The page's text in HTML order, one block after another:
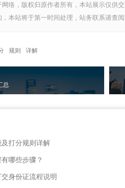
网络，版权归原作者所有，本站展示仅供
本站将于第一时间处理，站务联系请查阅
规则 详解
总
及打分规则详解
哪些步骤？
身份证流程说明